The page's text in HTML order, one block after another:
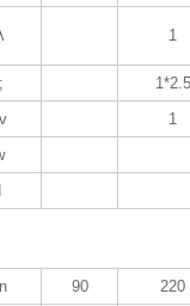
1
1*2.5
1
90 220